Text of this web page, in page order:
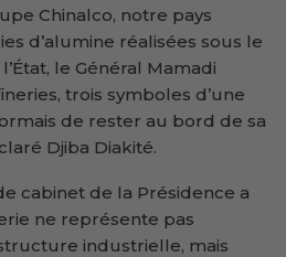
Chinalco, notre pays
d’alumine réalisées sous le
le Général Mamadi
trois symboles d’une
de rester au bord de sa
Djiba Diakité.
cabinet de la Présidence a
ne représente pas
industrielle, mais